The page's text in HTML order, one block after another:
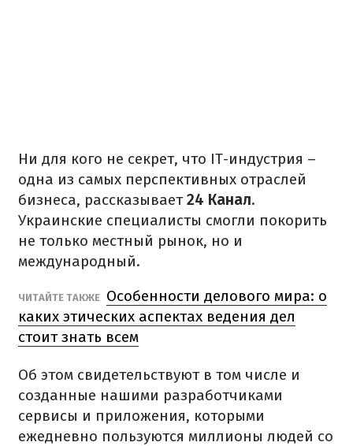
Ни для кого не секрет, что IT-индустрия –
одна из самых перспективных отраслей
бизнеса, рассказывает24 Канал.
Украинские специалисты смогли покорить
не только местный рынок, но и
международный.
ЧИТАЙТЕ ТАКЖЕ Особенности делового мира: о
каких этических аспектах ведения дел
стоит знать всем
Об этом свидетельствуют в том числе и
созданные нашими разработчиками
сервисы и приложения, которыми
ежедневно пользуются миллионы людей со